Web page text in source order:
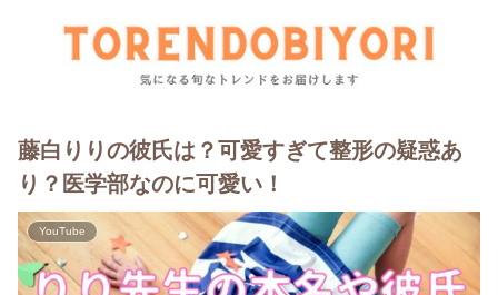
藤白りりの彼氏は？可愛すぎて整形の疑惑あ
り？医学部なのに可愛い！
YouTube